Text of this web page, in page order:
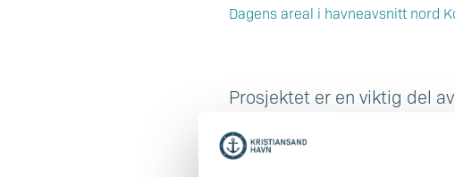
Dagens areal i havneavsnitt nord
Prosjektet er en viktig del
Totalt åtte